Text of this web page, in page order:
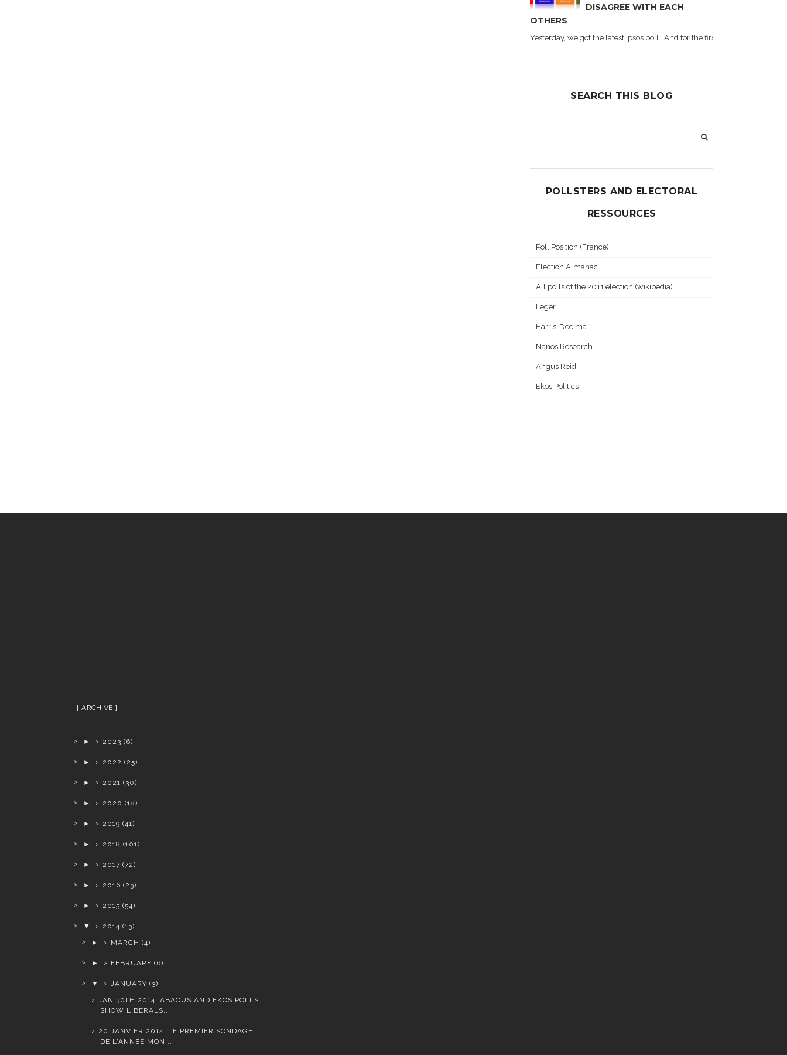
DISAGREE WITH EACH
OTHERS
Yesterday, we got the latest Ipsos poll . And for the first time during this
SEARCH THIS BLOG
POLLSTERS AND ELECTORAL
RESSOURCES
Poll Position (France)
Election Almanac
All polls of the 2011 election (wikipedia)
Leger
Harris-Decima
Nanos Research
Angus Reid
Ekos Politics
ARCHIVE
► 2023 (6)
► 2022 (25)
► 2021 (30)
► 2020 (18)
► 2019 (41)
► 2018 (101)
► 2017 (72)
► 2016 (23)
► 2015 (54)
▼ 2014 (13)
►
MARCH (4)
► FEBRUARY (6)
▼ JANUARY (3)
JAN 30TH 2014: ABACUS AND EKOS POLLS
SHOW LIBERALS...
20 JANVIER 2014: LE PREMIER SONDAGE
DE L'ANNÉE MON...